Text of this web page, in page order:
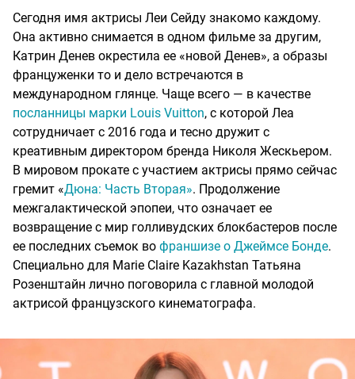
Сегодня имя актрисы Леи Сейду знакомо каждому.
Она активно снимается в одном фильме за другим,
Катрин Денев окрестила ее «новой Денев», а образы
француженки то и дело встречаются в
международном глянце. Чаще всего — в качестве
посланницы марки Louis Vuitton, с которой Леа
сотрудничает с 2016 года и тесно дружит с
креативным директором бренда Николя Жескьером.
В мировом прокате с участием актрисы прямо сейчас
гремит «Дюна: Часть Вторая». Продолжение
межгалактической эпопеи, что означает ее
возвращение с мир голливудских блокбастеров после
ее последних съемок во франшизе о Джеймсе Бонде.
Специально для Marie Claire Kazakhstan Татьяна
Розенштайн лично поговорила с главной молодой
актрисой французского кинематографа.